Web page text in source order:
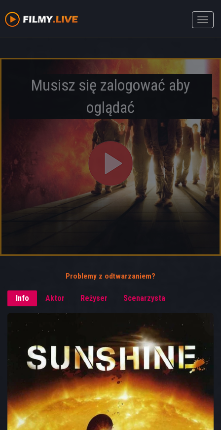
Toggle
Musisz się zalogować aby
oglądać
Problemy z odtwarzaniem?
Info Aktor Reżyser Scenarzysta